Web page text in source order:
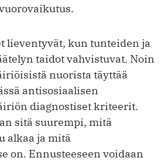
lieventyvät, kun tunteiden ja
taidot vahvistuvat. Noin
nuorista täyttää
antisosiaalisen
diagnostiset kriteerit.
sitä suurempi, mitä
alkaa ja mitä
on. Ennusteeseen voidaan